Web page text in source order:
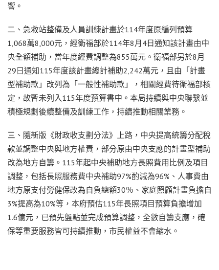
響。
二、急救站整備及人員訓練計畫於114年度原編列預算
1,068萬8,000元，經衛福部於114年8月4日通知該計畫由中
央全額補助，當年度經費調整為855萬元。衛福部另於8月
29日通知115年度該計畫總計補助2,242萬元，且由「計畫
型補助款」改列為「一般性補助款」，相關經費待衛福部核
定，故暫未列入115年度預算書中。本局持續與中央聯繫並
積極規劃後續整備及訓練工作，持續推動相關業務。
三、隨新版《財政收支劃分法》上路，中央提高統籌分配稅
款並調整中央與地方權責，部分原由中央支應的計畫型補助
改為地方自籌。115年起中央補助地方長照費用比例及項目
調整，包括長照服務費中央補助97%酌減為96%、人事費由
地方原支付勞健保改為自負總額30％、家庭照顧計畫負擔自
3%提高為10%等，本府預估115年長照項目預算負擔增加
1.6億元，已預先盤點並完成預算調整，全數自籌支應，確
保等重要服務皆可持續推動，市民權益不會縮水。